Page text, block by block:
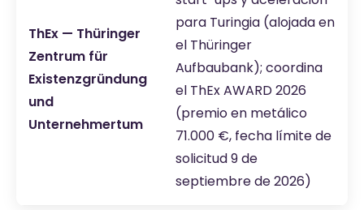
ThEx — Thüringer
Zentrum für
Existenzgründung
und
Unternehmertum
para Turingia (alojada en
el Thüringer
Aufbaubank); coordina
el ThEx AWARD 2026
(premio en metálico
71.000 €, fecha límite de
solicitud 9 de
septiembre de 2026)